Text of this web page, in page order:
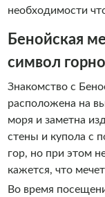
необходимости
Бенойская
символ
Знакомство с
расположена на
моря и заметна
стены и купола с
гор, но при этом
кажется, что
Во время